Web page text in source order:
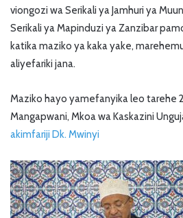
viongozi wa Serikali ya Jamhuri ya
Serikali ya Mapinduzi ya Zanzibar
katika maziko ya kaka yake,
aliyefariki jana.
Maziko hayo yamefanyika leo tarehe
Mangapwani, Mkoa wa Kaskazini
akimfariji Dk. Mwinyi